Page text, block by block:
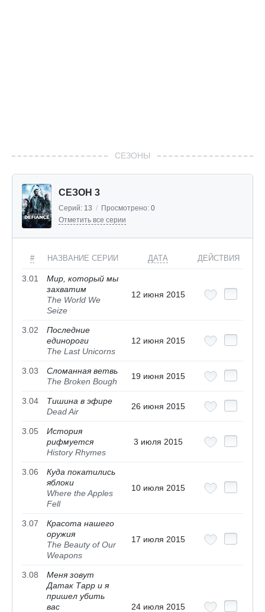
СЕЗОНЫ
СЕЗОН 3
Серий: 13 / Просмотрено: 0
Отметить все серии
# НАЗВАНИЕ СЕРИИ ДАТА ДЕЙСТВИЯ
3.01
Мир, который мы
захватим
The World We
Seize
12 июня 2015
3.02
Последние
единороги
The Last Unicorns
12 июня 2015
3.03
Сломанная ветвь
The Broken Bough
19 июня 2015
3.04
Тишина в эфире
Dead Air
26 июня 2015
3.05
История
рифмуется
History Rhymes
3 июля 2015
3.06
Куда покатились
яблоки
Where the Apples
Fell
10 июля 2015
3.07
Красота нашего
оружия
The Beauty of Our
Weapons
17 июля 2015
3.08
Меня зовут
Датак Тарр и я
пришел убить
вас
24 июля 2015